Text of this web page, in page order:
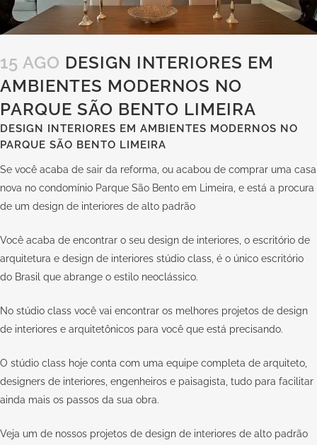
15 AGO DESIGN INTERIORES EM
AMBIENTES MODERNOS NO
PARQUE SÃO BENTO LIMEIRA
DESIGN INTERIORES EM AMBIENTES MODERNOS NO
PARQUE SÃO BENTO LIMEIRA
Se você acaba de sair da reforma, ou acabou de comprar uma casa
nova no condomínio Parque São Bento em Limeira, e está a procura
de um design de interiores de alto padrão
Você acaba de encontrar o seu design de interiores, o escritório de
arquitetura e design de interiores stúdio class , é o único escritório
do Brasil que abrange o estilo neoclássico.
No stúdio class você vai encontrar os melhores projetos de design
de interiores e arquitetônicos para você que está precisando.
O stúdio class hoje conta com uma equipe completa de arquiteto,
designers de interiores, engenheiros e paisagista, tudo para facilitar
ainda mais os passos da sua obra.
Veja um de nossos projetos de design de interiores de alto padrão